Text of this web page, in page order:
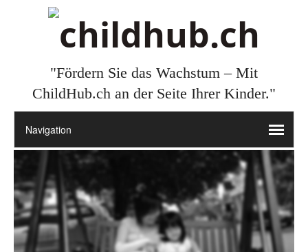
"Fördern Sie das Wachstum – Mit
ChildHub.ch an der Seite Ihrer Kinder."